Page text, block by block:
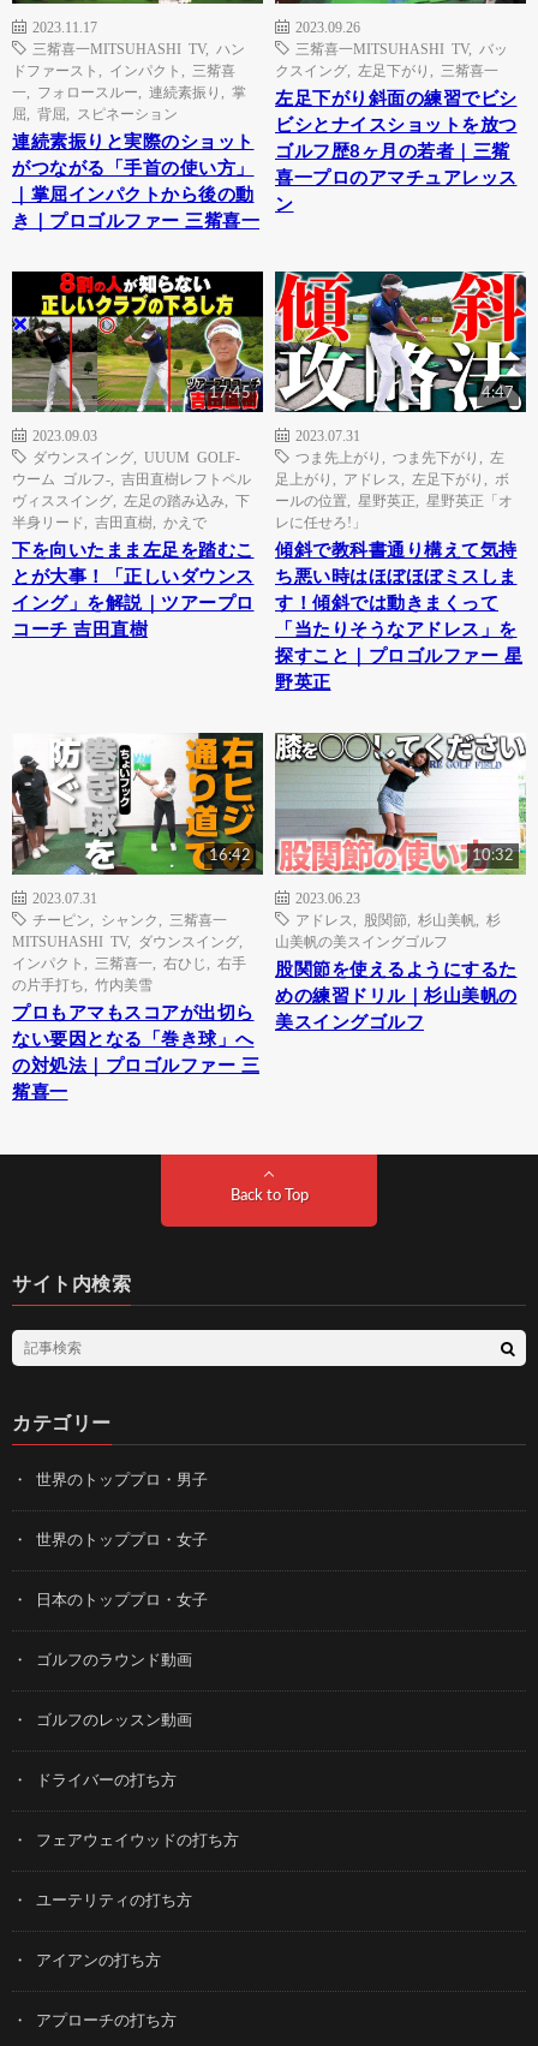
2023.11.17
三觜喜一MITSUHASHI TV, ハン
ドファースト
インパクト
三觜喜
一
フォロースルー 連続素振り
掌
屈
背屈 スピネーション
連続素振りと実際のショット
がつながる「手首の使い方」
｜掌屈インパクトから後の動
き｜プロゴルファー 三觜喜一
2023.09.26
三觜喜一MITSUHASHI TV, バッ
クスイング
左足下がり 三觜喜一
左足下がり斜面の練習でビシ
ビシとナイスショットを放つ
ゴルフ歴8ヶ月の若者｜三觜
喜一プロのアマチュアレッス
ン
17:45
2023.09.03
ダウンスイング
UUUM GOLF-
ウーム ゴルフ-
吉田直樹レフトペル
ヴィススイング
左足の踏み込み
下
半身リード
吉田直樹 かえで
下を向いたまま左足を踏むこ
とが大事！「正しいダウンス
イング」を解説｜ツアープロ
コーチ 吉田直樹
4:47
2023.07.31
つま先上がり
つま先下がり
左
足上がり
アドレス 左足下がり
ボ
ールの位置
星野英正
星野英正「オ
レに任せろ!」
傾斜で教科書通り構えて気持
ち悪い時はほぼほぼミスしま
す！傾斜では動きまくって
「当たりそうなアドレス」を
探すこと｜プロゴルファー 星
野英正
16:42
2023.07.31
チーピン
シャンク
三觜喜一
MITSUHASHI TV, ダウンスイング
インパクト
三觜喜一 右ひじ
右手
の片手打ち
竹内美雪
プロもアマもスコアが出切ら
ない要因となる「巻き球」へ
の対処法｜プロゴルファー 三
觜喜一
10:32
2023.06.23
アドレス
股関節 杉山美帆
杉
山美帆の美スイングゴルフ
股関節を使えるようにするた
めの練習ドリル｜杉山美帆の
美スイングゴルフ
Back to Top
サイト内検索
カテゴリー
世界のトッププロ・男子
世界のトッププロ・女子
日本のトッププロ・女子
ゴルフのラウンド動画
ゴルフのレッスン動画
ドライバーの打ち方
フェアウェイウッドの打ち方
ユーテリティの打ち方
アイアンの打ち方
アプローチの打ち方